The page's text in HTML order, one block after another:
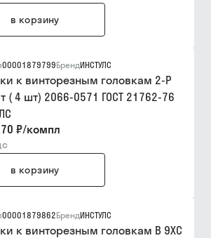
в корзину
00001879799БрендИНСТУЛС
к винторезным головкам 2-Р
( 4 шт) 2066-0571 ГОСТ 21762-76
₽/компл
в корзину
00001879862БрендИНСТУЛС
к винторезным головкам В 9ХС